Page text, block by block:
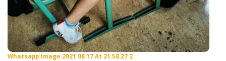
Whatsapp Image 2021 08 17 At 21.58.27 2